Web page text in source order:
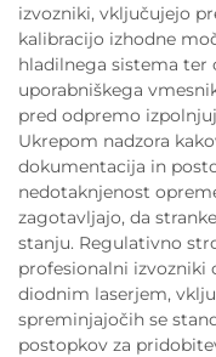
izvozniki, vključujejo
kalibracijo izhodne
hladilnega sistema ter
uporabniškega
pred odpremo
Ukrepom nadzora
dokumentacija in
nedotaknjenost
zagotavljajo, da
stanju. Regulativno
profesionalni izvozniki
diodnim laserjem,
spreminjajočih se
postopkov za